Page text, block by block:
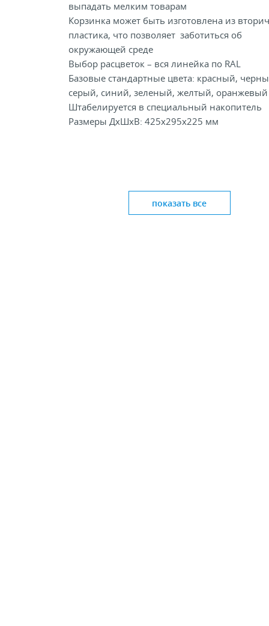
выпадать мелким товарам
Корзинка может быть изготовлена из
пластика, что позволяет заботиться об
окружающей среде
Выбор расцветок – вся линейка по RAL
Базовые стандартные цвета: красный,
серый, синий, зеленый, желтый, оранжевый
Штабелируется в специальный накопитель
Размеры ДхШхВ: 425х295х225 мм
показать все